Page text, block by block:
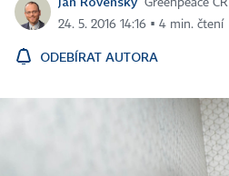
Greenpeace ČR
24. 5. 2016 14:16 ▪ 4 min. čtení
ODEBÍRAT AUTORA